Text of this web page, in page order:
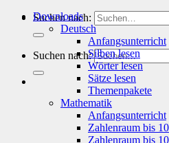
Suchen nach:
Suchen nach:
Downloads
Deutsch
Anfangsunterricht
Silben lesen
Wörter lesen
Sätze lesen
Themenpakete
Mathematik
Anfangsunterricht
Zahlenraum bis 10
Zahlenraum bis